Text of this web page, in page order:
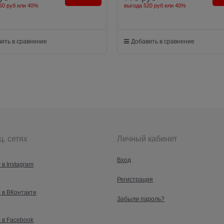
руб или 40%
в сравнение
выгода 520 руб или 40%
Добавить в сравнение
сетях
Instagram
ВКонтакте
Facebook
Личный кабинет
Вход
Регистрация
Забыли пароль?